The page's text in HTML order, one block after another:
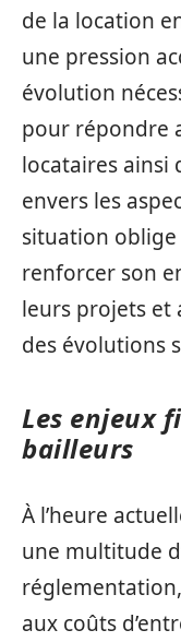
de la location
une pression
évolution
pour répondre
locataires ainsi
envers les
situation
renforcer son
leurs projets et
des évolutions
Les enjeux
bailleurs
À l’heure
une multitude
aux coûts